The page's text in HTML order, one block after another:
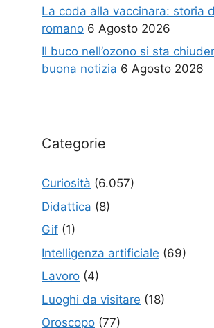
La coda alla vaccinara: storia
romano 6 Agosto 2026
Il buco nell’ozono si sta
buona notizia 6 Agosto 2026
Categorie
Curiosità (6.057)
Didattica (8)
Gif (1)
Intelligenza artificiale (69)
Lavoro (4)
Luoghi da visitare (18)
Oroscopo (77)